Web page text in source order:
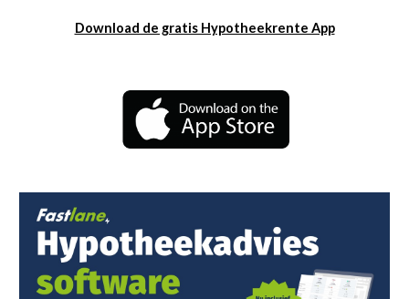
Download de gratis Hypotheekrente App